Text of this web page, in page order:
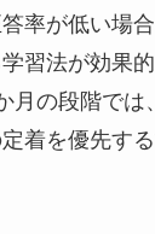
率が低い場
習法が効果
月の段階では
着を優先す